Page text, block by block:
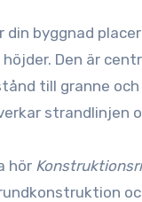
din byggnad
höjder. Den är
till granne och
strandlinjen
hör